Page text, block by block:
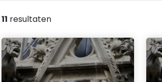
11 resultaten